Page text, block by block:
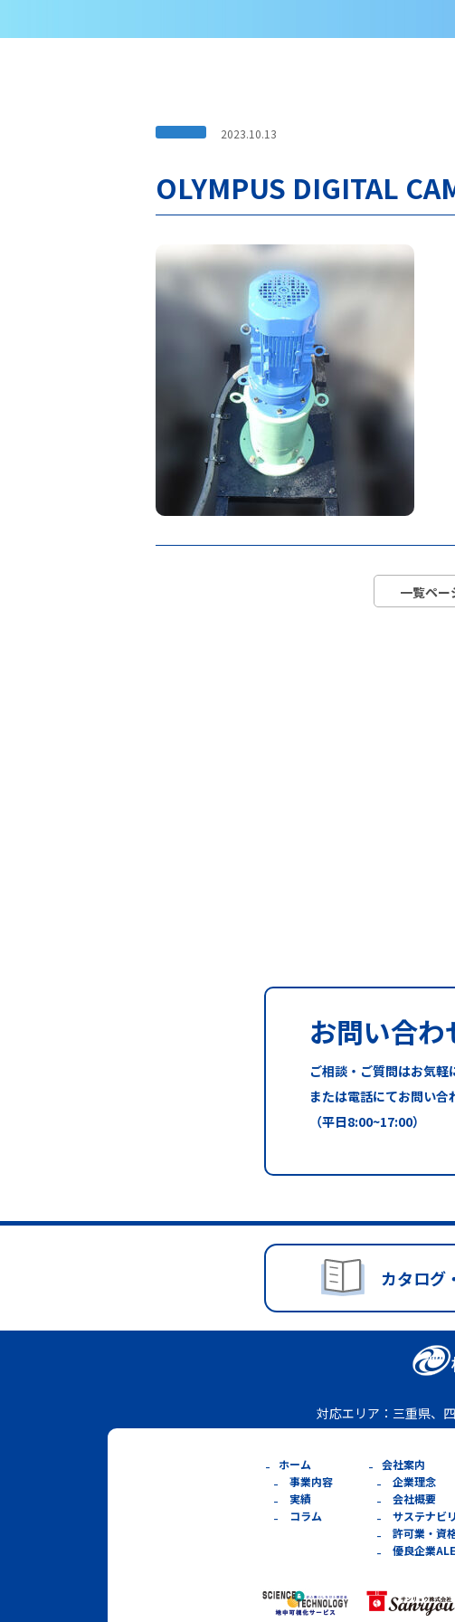
2023.10.13
OLYMPUS DIGITAL
一覧ペ
お問い合わ
ご相談・ご質問はお気軽
または電話にてお問い合
（平日8:00~17:00）
カタログ
対応エリア： 三重県、
ホーム
事業内容
実績
コラム
会社案内
企業理念
会社概要
サステナビ
許可業・資
優良企業